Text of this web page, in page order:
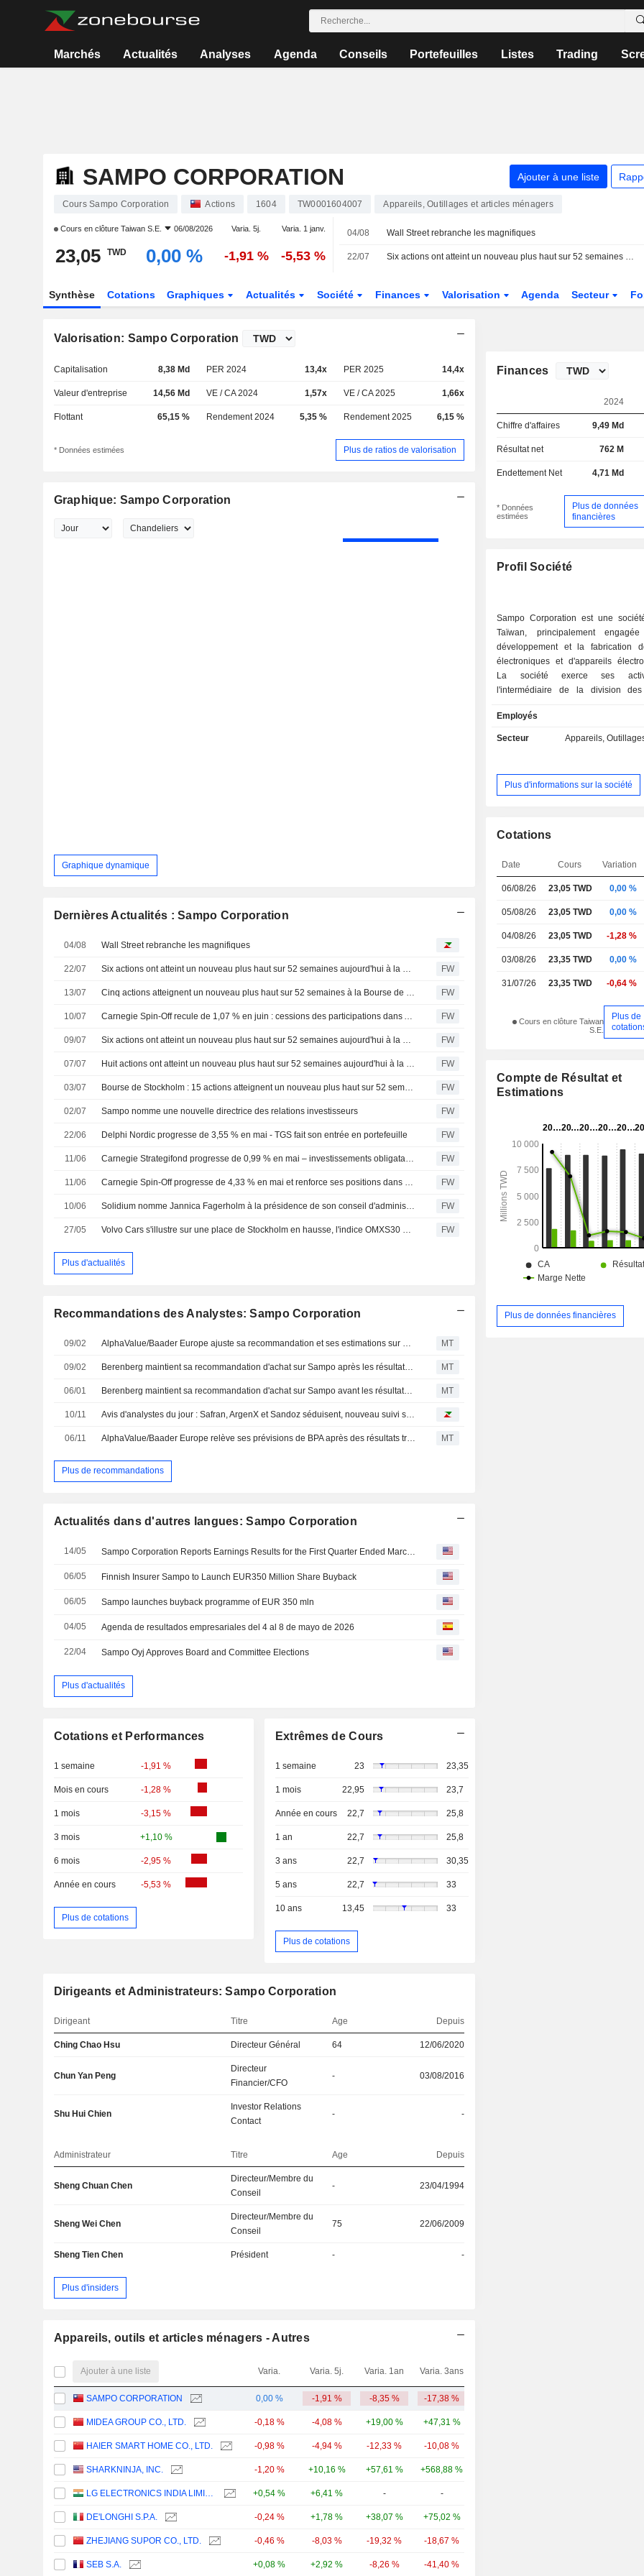
Marchés Actualités Analyses Agenda Conseils Portefeuilles Listes Trading
SAMPO CORPORATION Ajouter à une liste
Cours Sampo Corporation Actions 1604 TW0001604007 Appareils, Outillages et articles ménagers
Cours en clôture Taiwan S.E. 06/08/2026 Varia. 5j. Varia. 1 janv.
23,05 TWD 0,00 % -1,91 % -5,53 %
04/08 Wall Street rebranche les magnifiques
22/07 Six actions ont atteint un nouveau plus haut sur 52 semaines aujourd'hui à la Bourse de Stockholm
Synthèse Cotations Graphiques Actualités Société Finances Valorisation Agenda Secteur
Valorisation: Sampo Corporation
Capitalisation 8,38 Md PER 2024 13,4x PER 2025 14,4x
Valeur d'entreprise 14,56 Md VE / CA 2024 1,57x VE / CA 2025 1,66x
Flottant 65,15 % Rendement 2024 5,35 % Rendement 2025 6,15 %
* Données estimées Plus de ratios de valorisation
Graphique: Sampo Corporation
Graphique dynamique
Dernières Actualités : Sampo Corporation
04/08 Wall Street rebranche les magnifiques
22/07 Six actions ont atteint un nouveau plus haut sur 52 semaines aujourd'hui à la Bourse de Stockholm FW
13/07 Cinq actions atteignent un nouveau plus haut sur 52 semaines à la Bourse de Stockholm FW
10/07 Carnegie Spin-Off recule de 1,07 % en juin : cessions des participations dans Alleima et Vestum FW
09/07 Six actions ont atteint un nouveau plus haut sur 52 semaines aujourd'hui à la Bourse de Stockholm FW
07/07 Huit actions ont atteint un nouveau plus haut sur 52 semaines aujourd'hui à la Bourse de Stockholm FW
03/07 Bourse de Stockholm : 15 actions atteignent un nouveau plus haut sur 52 semaines ce jour FW
02/07 Sampo nomme une nouvelle directrice des relations investisseurs FW
22/06 Delphi Nordic progresse de 3,55 % en mai - TGS fait son entrée en portefeuille FW
11/06 Carnegie Strategifond progresse de 0,99 % en mai – investissements obligataires dans Sobi, Thule, Tele2 et Tieto FW
11/06 Carnegie Spin-Off progresse de 4,33 % en mai et renforce ses positions dans Medicover, Hexagon et Epiroc FW
10/06 Solidium nomme Jannica Fagerholm à la présidence de son conseil d'administration FW
27/05 Volvo Cars s'illustre sur une place de Stockholm en hausse, l'indice OMXS30 progresse de 0,4 % FW
Plus d'actualités
Recommandations des Analystes: Sampo Corporation
09/02 MT
09/02 MT
06/01 MT
10/11
06/11 MT
Plus de recommandations
Actualités dans d'autres langues: Sampo Corporation
14/05
06/05 Finnish Insurer Sampo to Launch EUR350 Million Share Buyback
06/05 Sampo launches buyback programme of EUR 350 mln
04/05 Agenda de resultados empresariales del 4 al 8 de mayo de 2026
22/04 Sampo Oyj Approves Board and Committee Elections
Plus d'actualités
Cotations et Performances
1 semaine -1,91 %
Mois en cours -1,28 %
1 mois -3,15 %
3 mois +1,10 %
6 mois -2,95 %
Année en cours -5,53 %
Plus de cotations
Extrêmes de Cours
1 semaine 23 23,35
1 mois 22,95 23,7
Année en cours 22,7 25,8
1 an 22,7 25,8
3 ans 22,7 30,35
5 ans 22,7 33
10 ans 13,45 33
Plus de cotations
Dirigeants et Administrateurs: Sampo Corporation
Dirigeant Titre Age Depuis
Ching Chao Hsu Directeur Général 64 12/06/2020
Chun Yan Peng
Directeur
Financier/CFO
- 03/08/2016
Shu Hui Chien
Investor Relations
Contact
- -
Administrateur Titre Age Depuis
Sheng Chuan Chen
Directeur/Membre du
Conseil
- 23/04/1994
Sheng Wei Chen
Directeur/Membre du
Conseil
75 22/06/2009
Sheng Tien Chen Président - -
Plus d'insiders
Appareils, outils et articles ménagers - Autres
Ajouter à une liste Varia. Varia. 5j. Varia. 1an Varia. 3ans
SAMPO CORPORATION 0,00 % -1,91 % -8,35 % -17,38 %
MIDEA GROUP CO., LTD. -0,18 % -4,08 % +19,00 % +47,31 %
HAIER SMART HOME CO., LTD. -0,98 % -4,94 % -12,33 % -10,08 %
SHARKNINJA, INC. -1,20 % +10,16 % +57,61 % +568,88 %
LG ELECTRONICS INDIA LIMITED +0,54 % +6,41 % - -
DE'LONGHI S.P.A. -0,24 % +1,78 % +38,07 % +75,02 %
ZHEJIANG SUPOR CO., LTD. -0,46 % -8,03 % -19,32 % -18,67 %
SEB S.A. +0,08 % +2,92 % -8,26 % -41,40 %
Finances
2024
Chiffre d'affaires 9,49 Md
Résultat net 762 M
Endettement Net 4,71 Md
* Données
estimées
Plus de données
financières
Profil Société
Sampo Corporation est une
Taïwan, principalement
développement et la fabrication
électroniques et d'appareils
La société exerce ses
l'intermédiaire de la division des
La division électroménager
climatiseurs, des réfrigérateurs, des
laver, des déshumidificateurs, des
fabrique des moniteurs à
électroluminescentes (DEL), des
et autres. Elle distribue ses
notamment en Amérique, en Europe,
au Moyen-Orient.
Employés
Secteur
Appareils,
Plus d'informations sur la société
Cotations
Date Cours Variation
06/08/26 23,05 TWD 0,00 %
05/08/26 23,05 TWD 0,00 %
04/08/26 23,05 TWD -1,28 %
03/08/26 23,35 TWD 0,00 %
31/07/26 23,35 TWD -0,64 %
Cours en clôture Taiwan
S.E.
Plus de
Compte de Résultat et
Estimations
Plus de données financières